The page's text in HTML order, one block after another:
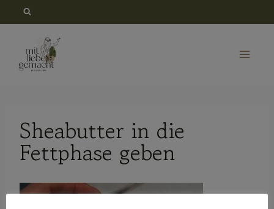
springen
Sheabutter in die
Fettphase geben